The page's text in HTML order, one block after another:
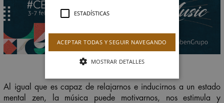
Al igual que es capaz de relajarnos e inducirnos a un estado
mental zen, la música puede motivarnos, nos estimula y
ESTADÍSTICAS
ACEPTAR TODAS Y SEGUIR NAVEGANDO
MOSTRAR DETALLES